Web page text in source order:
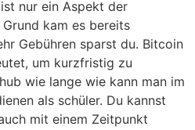
nur ein Aspekt der
kam es bereits
Gebühren sparst du. Bitcoin
um kurzfristig zu
wie lange wie kann man im
als schüler. Du kannst
mit einem Zeitpunkt